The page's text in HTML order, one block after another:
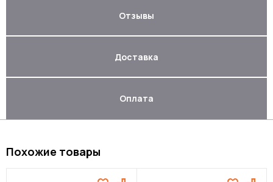
Отзывы
Доставка
Оплата
Похожие товары